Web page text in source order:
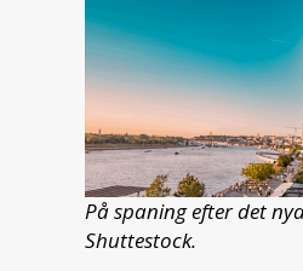
På spaning efter det
Shuttestock.